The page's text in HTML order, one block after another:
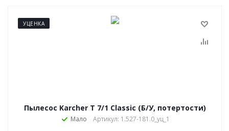
УЦЕНКА
Пылесос Karcher T 7/1 Classic (Б/У, потертости)
Мало
Артикул: 1.527-181.0_уц_1